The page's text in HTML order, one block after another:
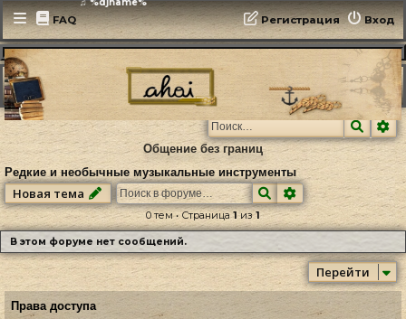
FAQ Вход
Регистрация
MonParis2025 ФОРУМ Культура Музыка Редкие и необычные музыкальные инструменты
Поиск
Общение без границ
Редкие и необычные музыкальные инструменты
Новая тема ПоискРасширенный
0 тем • Страница1из 1
В этом форуме нет сообщений.
Перейти
Права доступа